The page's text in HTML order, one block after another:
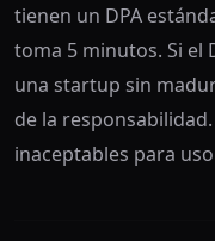
tienen un DPA
toma 5 minutos. Si el
una startup sin
de la
inaceptables para